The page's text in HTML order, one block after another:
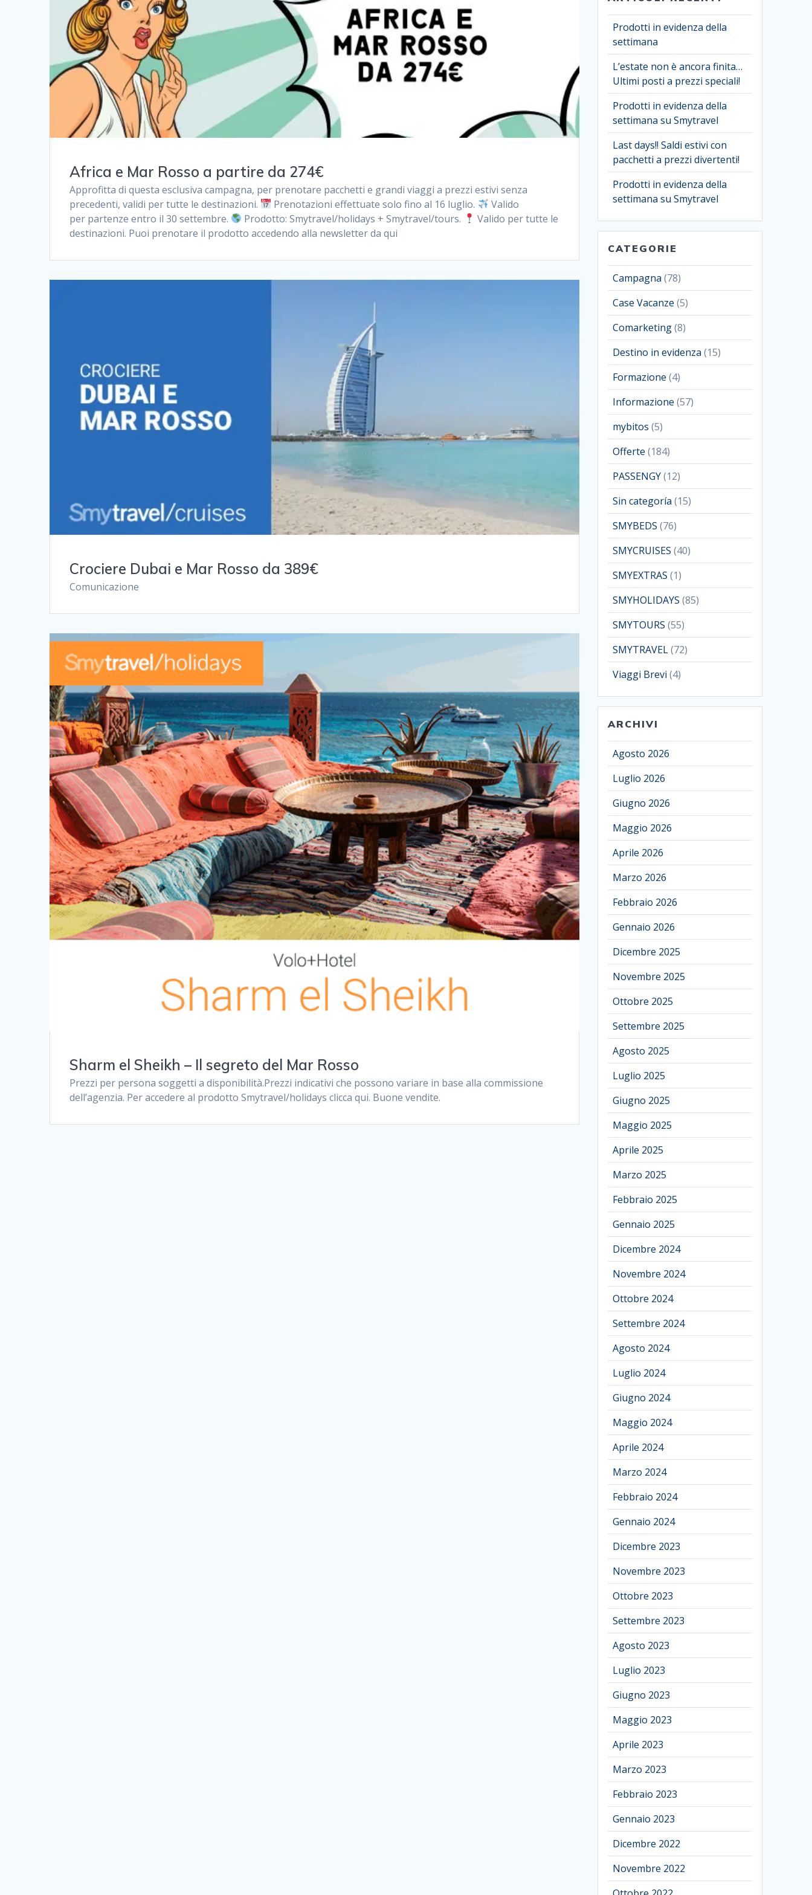
Africa e Mar Rosso a partire da 274€
Approfitta di questa esclusiva campagna, per prenotare pacchetti e grandi viaggi a prezzi estivi senza
precedenti, validi per tutte le destinazioni.
Prenotazioni effettuate solo fino al 16 luglio.
Valido
per partenze entro il 30 settembre.
Prodotto: Smytravel/holidays + Smytravel/tours.
Valido per tutte le
destinazioni. Puoi prenotare il prodotto accedendo alla newsletter da qui
Crociere Dubai e Mar Rosso da 389€
Comunicazione
Sharm el Sheikh – Il segreto del Mar Rosso
Prezzi per persona soggetti a disponibilità.Prezzi indicativi che possono variare in base alla commissione
dell’agenzia. Per accedere al prodotto Smytravel/holidays clicca qui. Buone vendite.
Prodotti in evidenza della
settimana
L’estate non è ancora finita…
Ultimi posti a prezzi speciali!
Prodotti in evidenza della
settimana su Smytravel
Last days!! Saldi estivi con
pacchetti a prezzi divertenti!
Prodotti in evidenza della
settimana su Smytravel
CATEGORIE
Campagna (78)
Case Vacanze (5)
Comarketing(8)
Destino in evidenza (15)
Formazione (4)
Informazione (57)
mybitos (5)
Offerte (184)
PASSENGY(12)
Sin categoría (15)
SMYBEDS (76)
SMYCRUISES (40)
SMYEXTRAS (1)
SMYHOLIDAYS (85)
SMYTOURS (55)
SMYTRAVEL(72)
Viaggi Brevi (4)
ARCHIVI
Agosto 2026
Luglio 2026
Giugno 2026
Maggio 2026
Aprile 2026
Marzo 2026
Febbraio 2026
Gennaio 2026
Dicembre 2025
Novembre 2025
Ottobre 2025
Settembre 2025
Agosto 2025
Luglio 2025
Giugno 2025
Maggio 2025
Aprile 2025
Marzo 2025
Febbraio 2025
Gennaio 2025
Dicembre 2024
Novembre 2024
Ottobre 2024
Settembre 2024
Agosto 2024
Luglio 2024
Giugno 2024
Maggio 2024
Aprile 2024
Marzo 2024
Febbraio 2024
Gennaio 2024
Dicembre 2023
Novembre 2023
Ottobre 2023
Settembre 2023
Agosto 2023
Luglio 2023
Giugno 2023
Maggio 2023
Aprile 2023
Marzo 2023
Febbraio 2023
Gennaio 2023
Dicembre 2022
Novembre 2022